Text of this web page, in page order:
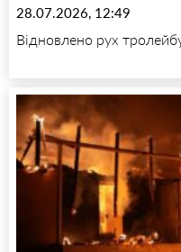
28.07.2026, 12:49
Відновлено рух